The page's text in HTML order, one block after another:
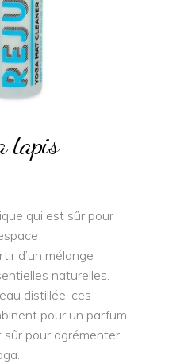
tapis
qui est sûr pour
d’un mélange
naturelles.
distillée, ces
pour un parfum
pour agrémenter